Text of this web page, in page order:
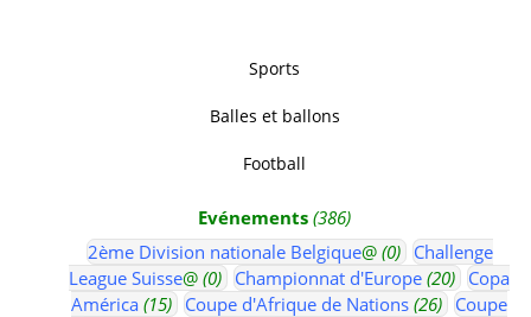
Sports
Balles et ballons
Football
Evénements (386)
2ème Division nationale Belgique@ (0)
Challenge
League Suisse@ (0) Championnat d'Europe (20) Copa
América (15) Coupe d'Afrique de Nations (26) Coupe